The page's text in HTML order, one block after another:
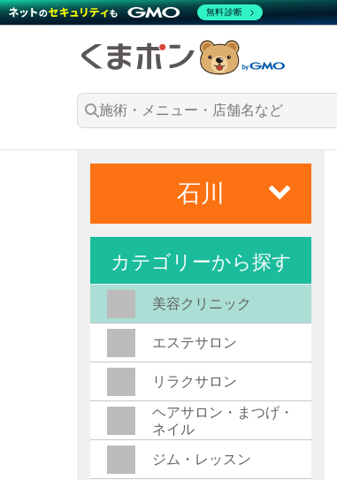
石川
カテゴリーから探す
美容クリニック
エステサロン
リラクサロン
ヘアサロン・まつげ・
ネイル
ジム・レッスン
無料診断